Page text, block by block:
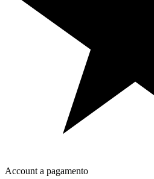
Account a pagamento